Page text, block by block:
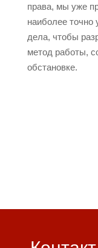
права, мы уже
наиболее точно
дела, чтобы
метод работы,
обстановке.